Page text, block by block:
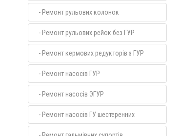
- Ремонт рульових колонок
- Ремонт рульових рейок без ГУР
- Ремонт кермових редукторів з ГУР
- Ремонт насосів ГУР
- Ремонт насосів ЭГУР
- Ремонт насосів ГУ шестеренних